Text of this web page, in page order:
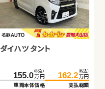
ダイハツ タント
155.0 （税込）
万円
車両本体価格
162.2 （税込）
万円
支払総額
日産 エクストレイル
トヨタ アルファード
359.7 （税込）
万円
車両本体価格
367.3 （税込）
万円
支払総額